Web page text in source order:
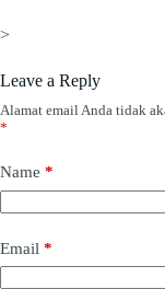
>
Leave a Reply
Alamat email Anda tidak
*
Name *
Email *